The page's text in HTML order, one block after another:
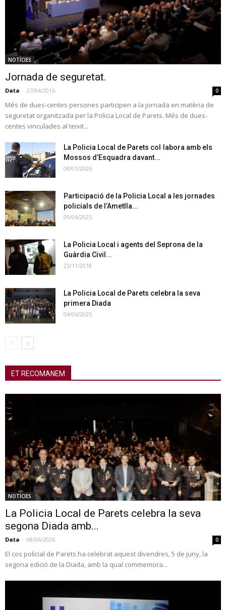
NOTÍCIES
Jornada de seguretat.
Data - 27/04/2016 0
Més de dues-centes persones participen a la jornada en matèria de
seguretat organitzada per la Policia Local de Parets. Més de dues-
centes vinculades al teixit...
La Policia Local de Parets col·labora amb els
Mossos d’Esquadra davant...
08/01/2026
Participació de la Policia Local a les jornades
policials de l’Ametlla...
09/04/2025
La Policia Local i agents del Seprona de la
Guàrdia Civil...
23/11/2018
La Policia Local de Parets celebra la seva
primera Diada
04/06/2025
ET RECOMANEM
NOTÍCIES
La Policia Local de Parets celebra la seva
segona Diada amb...
Data - 08/06/2026 0
El cos policial de Parets ha celebrat aquest divendres, 5 de juny, la
segona edició de la Diada, amb la qual commemora...